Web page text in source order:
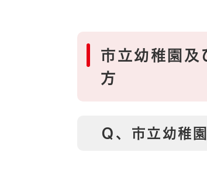
市立幼稚園及
方
Ｑ、市立幼稚